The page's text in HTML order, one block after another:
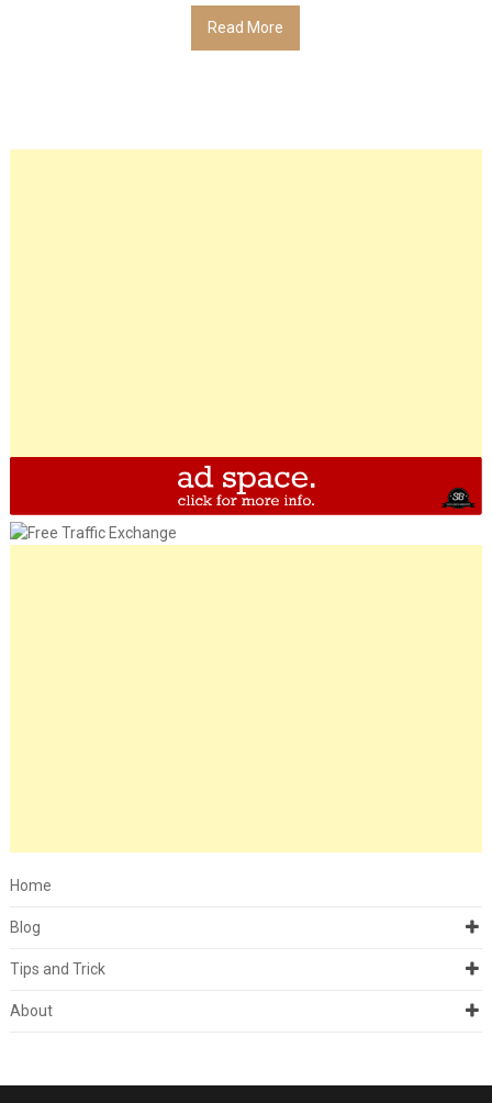
Read More
Home
Blog
Tips and Trick
About